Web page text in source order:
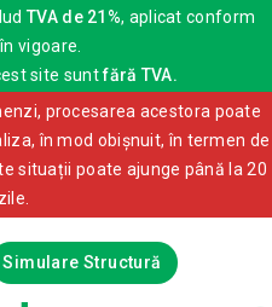
TVA de 21%, aplicat conform
vigoare.
site suntfără TVA.
procesarea acestora poate
în mod obișnuit, în termen de
situații poate ajunge până la 20
Simulare Structură